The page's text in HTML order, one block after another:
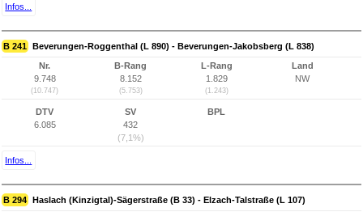
Infos...
B 241 Beverungen-Roggenthal (L 890) - Beverungen-Jakobsberg (L 838)
Nr.
9.748
(10.747)
B-Rang
8.152
(5.753)
L-Rang
1.829
(1.243)
Land
NW
DTV
6.085
SV
432
(7,1%)
BPL
Infos...
B 294 Haslach (Kinzigtal)-Sägerstraße (B 33) - Elzach-Talstraße (L 107)